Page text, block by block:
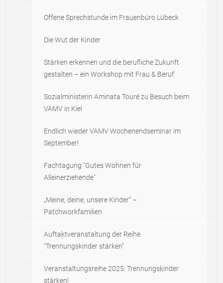
Offene Sprechstunde im Frauenbüro Lübeck
Die Wut der Kinder
Stärken erkennen und die berufliche Zukunft
gestalten – ein Workshop mit Frau & Beruf
Sozialministerin Aminata Touré zu Besuch beim
VAMV in Kiel
Endlich wieder VAMV Wochenendseminar im
September!
Fachtagung "Gutes Wohnen für
Alleinerziehende"
„Meine, deine, unsere Kinder“ –
Patchworkfamilien
Auftaktveranstaltung der Reihe
"Trennungskinder stärken"
Veranstaltungsreihe 2025: Trennungskinder
stärken!